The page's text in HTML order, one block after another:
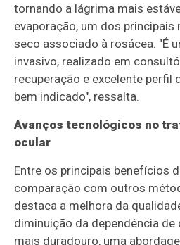
tornando a lágrima mais
evaporação, um dos
seco associado à rosácea. "É
invasivo, realizado em
recuperação e excelente perfil
bem indicado", ressalta.
Avanços tecnológicos no
ocular
Entre os principais benefícios
comparação com outros
destaca a melhora da
diminuição da dependência
mais duradouro, uma